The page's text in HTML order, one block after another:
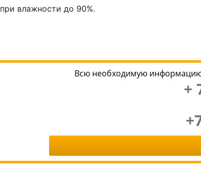
при влажности до 90%.
Всю необходимую информацию
+